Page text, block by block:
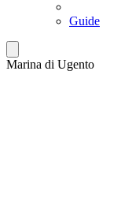
Guide
Marina di Ugento